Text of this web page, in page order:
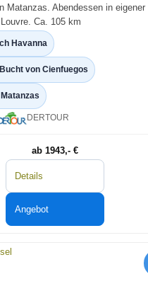
Matanzas. Abendessen in eigener
Ca. 105 km
Havanna
von Cienfuegos
DERTOUR
ab 1943,- €
Details
Angebot